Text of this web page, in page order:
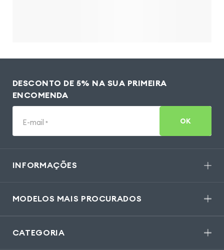
DESCONTO DE 5% NA SUA PRIMEIRA
ENCOMENDA
E-mail * OK
INFORMAÇÕES
MODELOS MAIS PROCURADOS
CATEGORIA